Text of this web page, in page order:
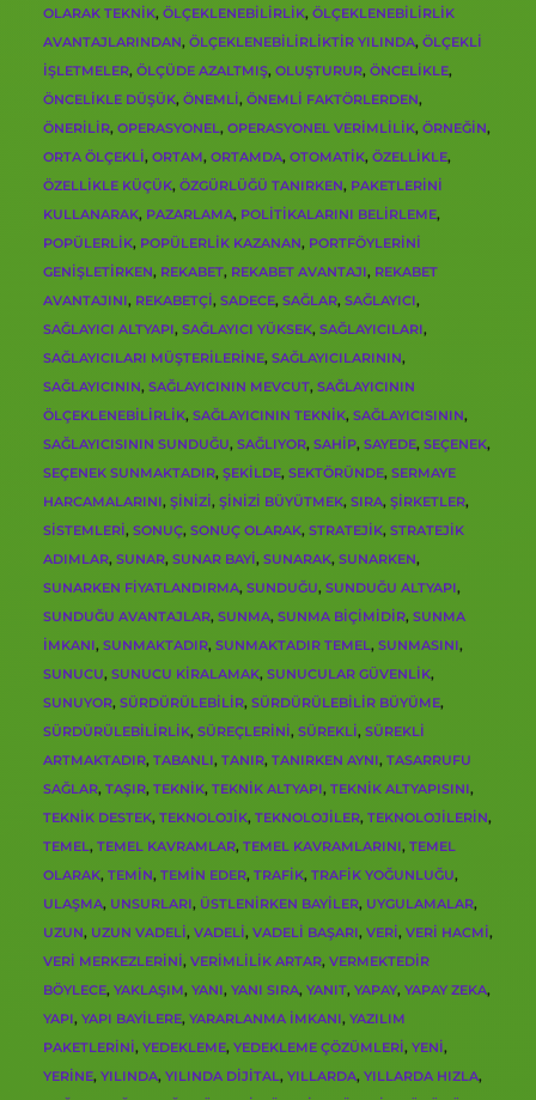
OLARAK TEKNIK, ÖLÇEKLENEBILIRLIK, ÖLÇEKLENEBILIRLIK
AVANTAJLARINDAN, ÖLÇEKLENEBILIRLIKTIR YILINDA, ÖLÇEKLI
IŞLETMELER, ÖLÇÜDE AZALTMIŞ, OLUŞTURUR, ÖNCELIKLE,
ÖNCELIKLE DÜŞÜK, ÖNEMLI, ÖNEMLI FAKTÖRLERDEN,
ÖNERILIR, OPERASYONEL, OPERASYONEL VERIMLILIK, ÖRNEĞIN,
ORTA ÖLÇEKLI, ORTAM, ORTAMDA, OTOMATIK, ÖZELLIKLE,
ÖZELLIKLE KÜÇÜK, ÖZGÜRLÜĞÜ TANIRKEN, PAKETLERINI
KULLANARAK, PAZARLAMA, POLITIKALARINI BELIRLEME,
POPÜLERLIK, POPÜLERLIK KAZANAN, PORTFÖYLERINI
GENIŞLETIRKEN, REKABET, REKABET AVANTAJI, REKABET
AVANTAJINI, REKABETÇI, SADECE, SAĞLAR, SAĞLAYICI,
SAĞLAYICI ALTYAPI, SAĞLAYICI YÜKSEK, SAĞLAYICILARI,
SAĞLAYICILARI MÜŞTERILERINE, SAĞLAYICILARININ,
SAĞLAYICININ, SAĞLAYICININ MEVCUT, SAĞLAYICININ
ÖLÇEKLENEBILIRLIK, SAĞLAYICININ TEKNIK, SAĞLAYICISININ,
SAĞLAYICISININ SUNDUĞU, SAĞLIYOR, SAHIP, SAYEDE, SEÇENEK,
SEÇENEK SUNMAKTADIR, ŞEKILDE, SEKTÖRÜNDE, SERMAYE
HARCAMALARINI, ŞINIZI, ŞINIZI BÜYÜTMEK, SIRA, ŞIRKETLER,
SISTEMLERI, SONUÇ, SONUÇ OLARAK, STRATEJIK, STRATEJIK
ADIMLAR, SUNAR, SUNAR BAYI, SUNARAK, SUNARKEN,
SUNARKEN FIYATLANDIRMA, SUNDUĞU, SUNDUĞU ALTYAPI,
SUNDUĞU AVANTAJLAR, SUNMA, SUNMA BIÇIMIDIR, SUNMA
IMKANI, SUNMAKTADIR, SUNMAKTADIR TEMEL, SUNMASINI,
SUNUCU, SUNUCU KIRALAMAK, SUNUCULAR GÜVENLIK,
SUNUYOR, SÜRDÜRÜLEBILIR, SÜRDÜRÜLEBILIR BÜYÜME,
SÜRDÜRÜLEBILIRLIK, SÜREÇLERINI, SÜREKLI, SÜREKLI
ARTMAKTADIR, TABANLI, TANIR, TANIRKEN AYNI, TASARRUFU
SAĞLAR, TAŞIR, TEKNIK, TEKNIK ALTYAPI, TEKNIK ALTYAPISINI,
TEKNIK DESTEK, TEKNOLOJIK, TEKNOLOJILER, TEKNOLOJILERIN,
TEMEL, TEMEL KAVRAMLAR, TEMEL KAVRAMLARINI, TEMEL
OLARAK, TEMIN, TEMIN EDER, TRAFIK, TRAFIK YOĞUNLUĞU,
ULAŞMA, UNSURLARI, ÜSTLENIRKEN BAYILER, UYGULAMALAR,
UZUN, UZUN VADELI, VADELI, VADELI BAŞARI, VERI, VERI HACMI,
VERI MERKEZLERINI, VERIMLILIK ARTAR, VERMEKTEDIR
BÖYLECE, YAKLAŞIM, YANI, YANI SIRA, YANIT, YAPAY, YAPAY ZEKA,
YAPI, YAPI BAYILERE, YARARLANMA IMKANI, YAZILIM
PAKETLERINI, YEDEKLEME, YEDEKLEME ÇÖZÜMLERI, YENI,
YERINE, YILINDA, YILINDA DIJITAL, YILLARDA, YILLARDA HIZLA,